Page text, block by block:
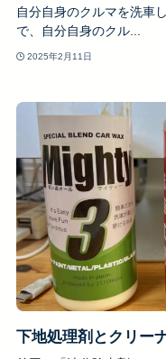
自分自身のクルマを洗車
で、自分自身のクル...
2025年2月11日
下地処理剤とクリー